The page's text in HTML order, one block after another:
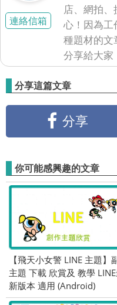
連絡信箱
店、網拍
心！因為工
種題材的文
分享給大家
分享這篇文章
分享
你可能感興趣的文章
【飛天小女警 LINE 主題】
主題 下載 欣賞及 教學
新版本 適用 (Android)